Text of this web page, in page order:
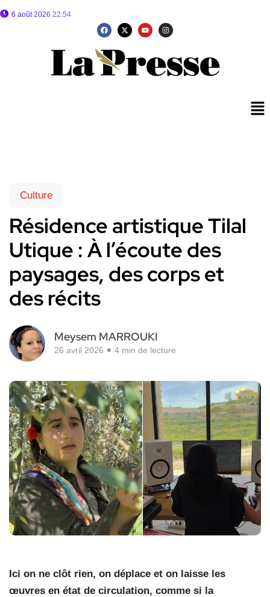
6 août 2026 22:54
Culture
Résidence artistique Tilal
Utique : À l’écoute des
paysages, des corps et
des récits
Meysem MARROUKI
26 avril 2026 4 min de lecture
Ici on ne clôt rien, on déplace et on laisse les
œuvres en état de circulation, comme si la